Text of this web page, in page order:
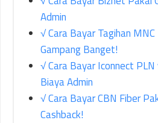
Admin
√ Cara Bayar Tagihan
Gampang Banget!
√ Cara Bayar Iconnect
Biaya Admin
√ Cara Bayar CBN Fiber
Cashback!